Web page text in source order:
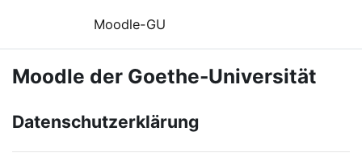
Moodle-GU
Moodle der Goethe-Universität
Datenschutzerklärung